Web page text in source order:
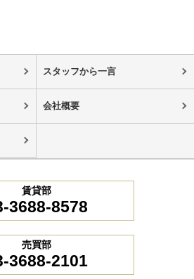
スタッフから一言
会社概要
賃貸部
3688-8578
売買部
3688-2101